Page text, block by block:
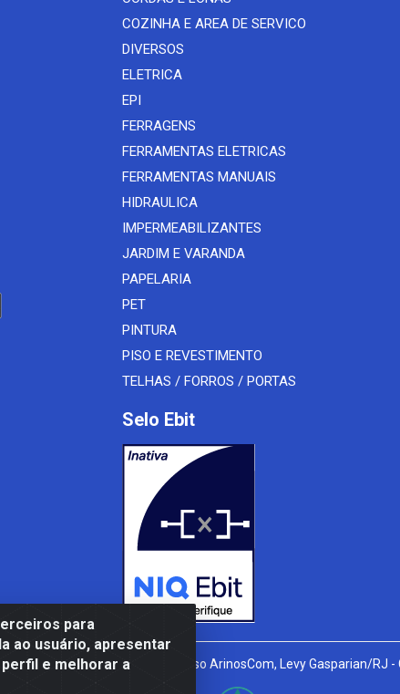
para
ao usuário, apresentar
e melhorar a
COZINHA E AREA DE SERVICO
DIVERSOS
ELETRICA
EPI
FERRAGENS
FERRAMENTAS ELETRICAS
FERRAMENTAS MANUAIS
HIDRAULICA
IMPERMEABILIZANTES
JARDIM E VARANDA
PAPELARIA
PET
PINTURA
PISO E REVESTIMENTO
TELHAS / FORROS / PORTAS
Selo Ebit
- Av. Amaral Peixoto, 910 - Afonso ArinosCom, Levy Gasparian/RJ